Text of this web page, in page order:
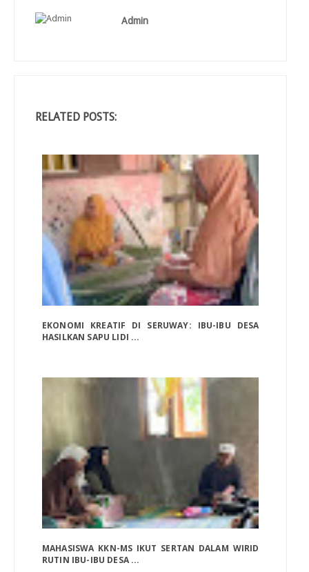
Admin
RELATED POSTS:
EKONOMI KREATIF DI SERUWAY: IBU-IBU DESA
HASILKAN SAPU LIDI ...
MAHASISWA KKN-MS IKUT SERTAN DALAM WIRID
RUTIN IBU-IBU DESA ...